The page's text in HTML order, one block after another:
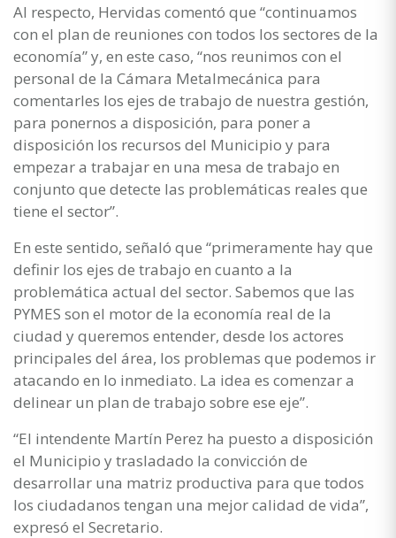
Al respecto, Hervidas comentó que “continuamos
con el plan de reuniones con todos los sectores de la
economía” y, en este caso, “nos reunimos con el
personal de la Cámara Metalmecánica para
comentarles los ejes de trabajo de nuestra gestión,
para ponernos a disposición, para poner a
disposición los recursos del Municipio y para
empezar a trabajar en una mesa de trabajo en
conjunto que detecte las problemáticas reales que
tiene el sector”.
En este sentido, señaló que “primeramente hay que
definir los ejes de trabajo en cuanto a la
problemática actual del sector. Sabemos que las
PYMES son el motor de la economía real de la
ciudad y queremos entender, desde los actores
principales del área, los problemas que podemos ir
atacando en lo inmediato. La idea es comenzar a
delinear un plan de trabajo sobre ese eje”.
“El intendente Martín Perez ha puesto a disposición
el Municipio y trasladado la convicción de
desarrollar una matriz productiva para que todos
los ciudadanos tengan una mejor calidad de vida”,
expresó el Secretario.